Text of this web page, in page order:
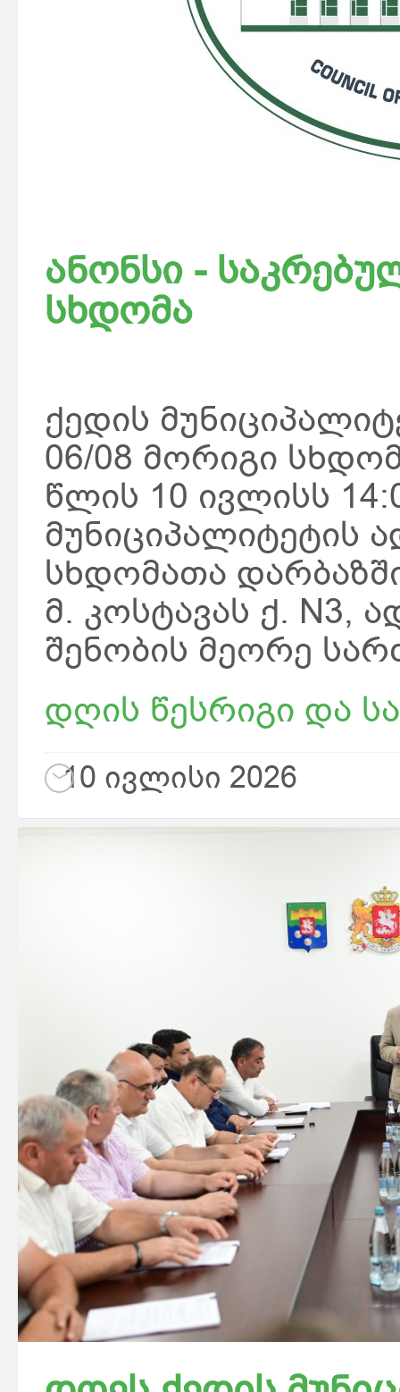
ანონსი -
სხდომა
ქედის
06/08 მორიგი
წლის 10 ივლისს
მუნიციპალიტეტის
სხდომათა
მ. კოსტავას ქ. N3,
შენობის მეორე
დღის წესრიგი და
10 ივლისი 2026